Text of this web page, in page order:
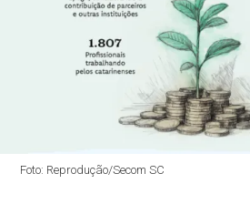
Foto: Reprodução/Secom SC